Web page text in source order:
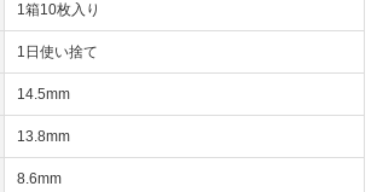
1箱10枚入り
1日使い捨て
14.5mm
13.8mm
8.6mm